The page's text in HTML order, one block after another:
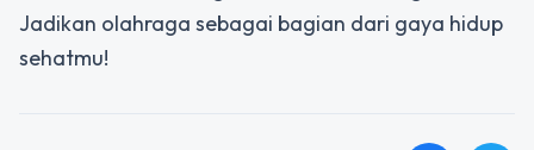
Jadikan olahraga sebagai bagian dari gaya hidup
sehatmu!